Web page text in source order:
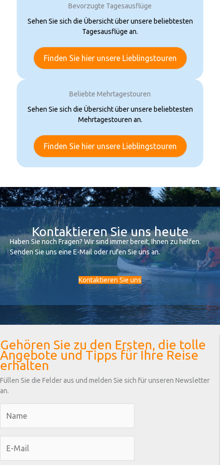
Bevorzugte Tagesausflüge
Sehen Sie sich die Übersicht über unsere beliebtesten
Tagesausflüge an.
Finden Sie hier unsere Lieblingstouren
Beliebte Mehrtagestouren
Sehen Sie sich die Übersicht über unsere beliebtesten
Mehrtagestouren an.
Finden Sie hier unsere Lieblingstouren
Kontaktieren Sie uns heute
Haben Sie noch Fragen? Wir sind immer bereit, Ihnen zu helfen.
Senden Sie uns eine E-Mail oder rufen Sie uns an.
Kontaktieren Sie uns
Gehören Sie zu den Ersten, die tolle
Angebote und Tipps für Ihre Reise
erhalten
Füllen Sie die Felder aus und melden Sie sich für unseren Newsletter
an.